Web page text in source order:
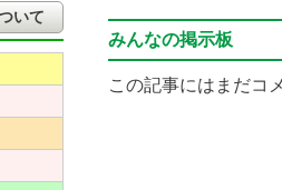
いて
みんなの掲示板
この記事にはまだコ